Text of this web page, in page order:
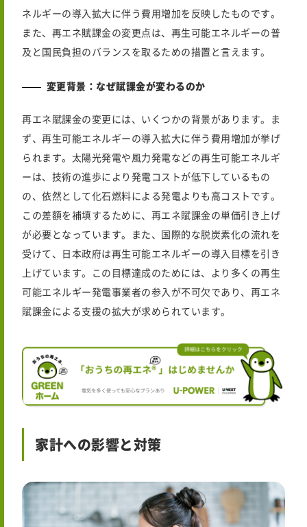
ネルギーの導入拡大に伴う費用増加を反映したものです。
また、再エネ賦課金の変更点は、再生可能エネルギーの普
及と国民負担のバランスを取るための措置と言えます。
変更背景：なぜ賦課金が変わるのか
再エネ賦課金の変更には、いくつかの背景があります。ま
ず、再生可能エネルギーの導入拡大に伴う費用増加が挙げ
られます。太陽光発電や風力発電などの再生可能エネルギ
ーは、技術の進歩により発電コストが低下しているもの
の、依然として化石燃料による発電よりも高コストです。
この差額を補填するために、再エネ賦課金の単価引き上げ
が必要となっています。また、国際的な脱炭素化の流れを
受けて、日本政府は再生可能エネルギーの導入目標を引き
上げています。この目標達成のためには、より多くの再生
可能エネルギー発電事業者の参入が不可欠であり、再エネ
賦課金による支援の拡大が求められています。
家計への影響と対策